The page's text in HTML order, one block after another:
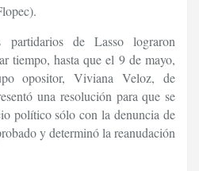
de Lasso lograron
tiempo, hasta que el 9 de mayo,
opositor, Viviana Veloz, de
una resolución para que se
político sólo con la denuncia de
y determinó la reanudación